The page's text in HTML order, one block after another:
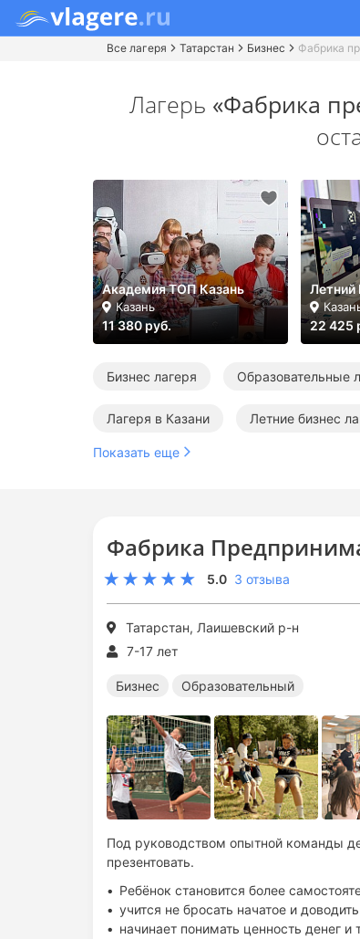
Все лагеря Татарстан Бизнес Фабрика
Фабрика
5.0 3 отзыва
Татарстан, Лаишевский р-н
7-17 лет
Бизнес Образовательный
Под руководством опытной команды
презентовать.
Ребёнок становится более
учится не бросать начатое и
начинает понимать ценность денег и
Лагерь «Фабрика
Академия ТОП Казань
Казань
11 380 руб.
Летний
22 425
Бизнес лагеря Образовательные
Лагеря в Казани Летние бизнес
Показать еще